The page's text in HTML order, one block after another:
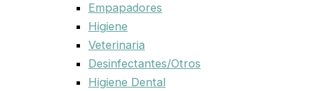
Empapadores
Higiene
Veterinaria
Desinfectantes/Otros
Higiene Dental